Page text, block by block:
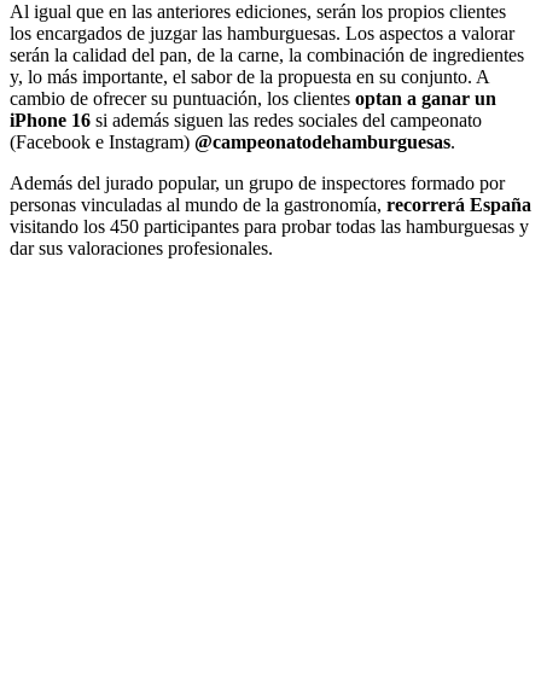
Al igual que en las anteriores ediciones, serán los propios clientes
los encargados de juzgar las hamburguesas. Los aspectos a valorar
serán la calidad del pan, de la carne, la combinación de ingredientes
y, lo más importante, el sabor de la propuesta en su conjunto. A
cambio de ofrecer su puntuación, los clientes optan a ganar un
iPhone 16 si además siguen las redes sociales del campeonato
(Facebook e Instagram) @campeonatodehamburguesas.
Además del jurado popular, un grupo de inspectores formado por
personas vinculadas al mundo de la gastronomía, recorrerá España
visitando los 450 participantes para probar todas las hamburguesas y
dar sus valoraciones profesionales.